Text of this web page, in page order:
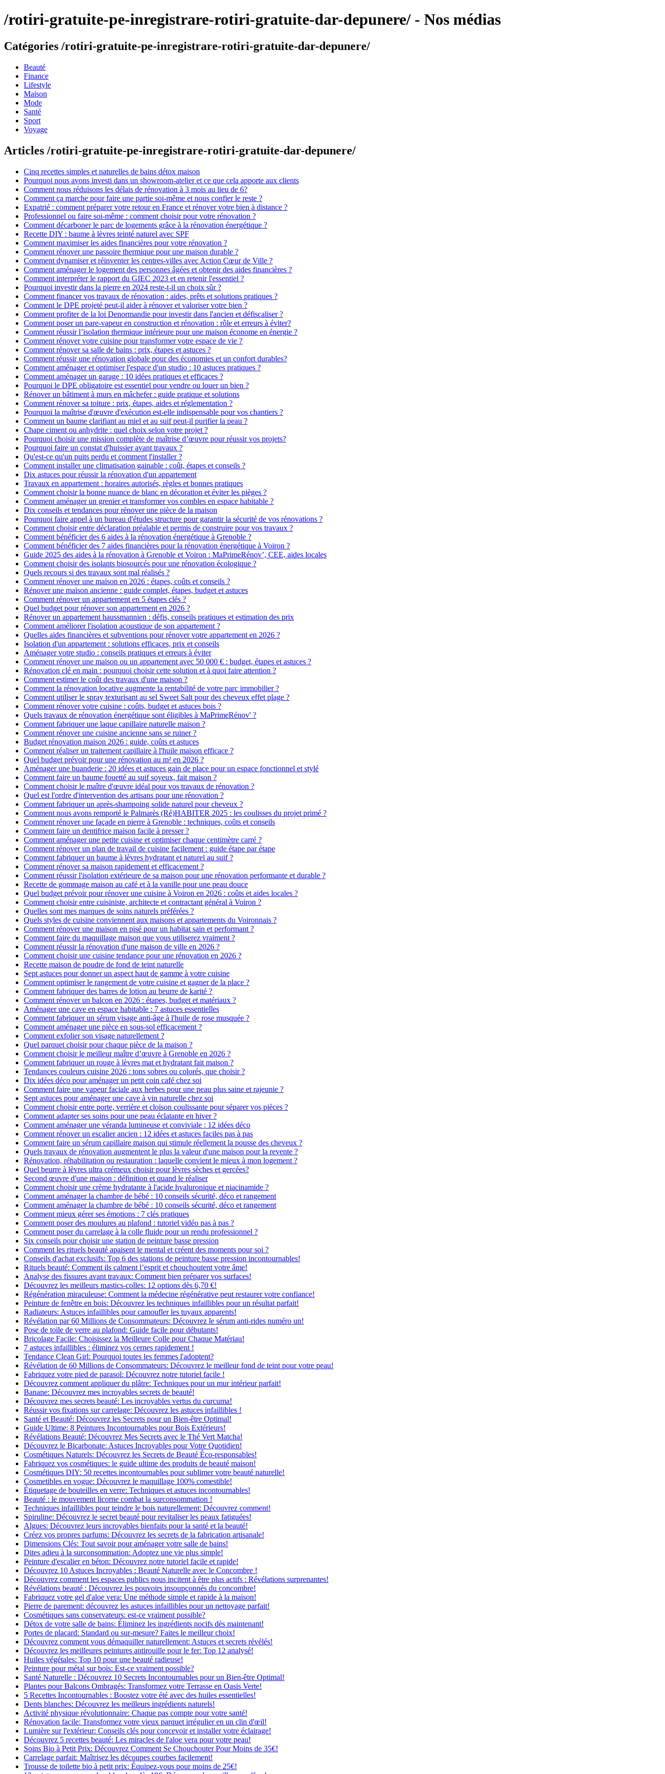
/rotiri-gratuite-pe-inregistrare-rotiri-gratuite-dar-depunere/ - Nos médias
Catégories /rotiri-gratuite-pe-inregistrare-rotiri-gratuite-dar-depunere/
Beauté
Finance
Lifestyle
Maison
Mode
Santé
Sport
Voyage
Articles /rotiri-gratuite-pe-inregistrare-rotiri-gratuite-dar-depunere/
Cinq recettes simples et naturelles de bains détox maison
Pourquoi nous avons investi dans un showroom-atelier et ce que cela apporte aux clients
Comment nous réduisons les délais de rénovation à 3 mois au lieu de 6?
Comment ça marche pour faire une partie soi-même et nous confier le reste ?
Expatrié : comment préparer votre retour en France et rénover votre bien à distance ?
Professionnel ou faire soi-même : comment choisir pour votre rénovation ?
Comment décarboner le parc de logements grâce à la rénovation énergétique ?
Recette DIY : baume à lèvres teinté naturel avec SPF
Comment maximiser les aides financières pour votre rénovation ?
Comment rénover une passoire thermique pour une maison durable ?
Comment dynamiser et réinventer les centres-villes avec Action Cœur de Ville ?
Comment aménager le logement des personnes âgées et obtenir des aides financières ?
Comment interpréter le rapport du GIEC 2023 et en retenir l'essentiel ?
Pourquoi investir dans la pierre en 2024 reste-t-il un choix sûr ?
Comment financer vos travaux de rénovation : aides, prêts et solutions pratiques ?
Comment le DPE projeté peut-il aider à rénover et valoriser votre bien ?
Comment profiter de la loi Denormandie pour investir dans l'ancien et défiscaliser ?
Comment poser un pare-vapeur en construction et rénovation : rôle et erreurs à éviter?
Comment réussir l’isolation thermique intérieure pour une maison économe en énergie ?
Comment rénover votre cuisine pour transformer votre espace de vie ?
Comment rénover sa salle de bains : prix, étapes et astuces ?
Comment réussir une rénovation globale pour des économies et un confort durables?
Comment aménager et optimiser l'espace d'un studio : 10 astuces pratiques ?
Comment aménager un garage : 10 idées pratiques et efficaces ?
Pourquoi le DPE obligatoire est essentiel pour vendre ou louer un bien ?
Rénover un bâtiment à murs en mâchefer : guide pratique et solutions
Comment rénover sa toiture : prix, étapes, aides et réglementation ?
Pourquoi la maîtrise d'œuvre d'exécution est-elle indispensable pour vos chantiers ?
Comment un baume clarifiant au miel et au suif peut-il purifier la peau ?
Chape ciment ou anhydrite : quel choix selon votre projet ?
Pourquoi choisir une mission complète de maîtrise d’œuvre pour réussir vos projets?
Pourquoi faire un constat d'huissier avant travaux ?
Qu'est-ce qu'un puits perdu et comment l'installer ?
Comment installer une climatisation gainable : coût, étapes et conseils ?
Dix astuces pour réussir la rénovation d'un appartement
Travaux en appartement : horaires autorisés, règles et bonnes pratiques
Comment choisir la bonne nuance de blanc en décoration et éviter les pièges ?
Comment aménager un grenier et transformer vos combles en espace habitable ?
Dix conseils et tendances pour rénover une pièce de la maison
Pourquoi faire appel à un bureau d'études structure pour garantir la sécurité de vos rénovations ?
Comment choisir entre déclaration préalable et permis de construire pour vos travaux ?
Comment bénéficier des 6 aides à la rénovation énergétique à Grenoble ?
Comment bénéficier des 7 aides financières pour la rénovation énergétique à Voiron ?
Guide 2025 des aides à la rénovation à Grenoble et Voiron : MaPrimeRénov’, CEE, aides locales
Comment choisir des isolants biosourcés pour une rénovation écologique ?
Quels recours si des travaux sont mal réalisés ?
Comment rénover une maison en 2026 : étapes, coûts et conseils ?
Rénover une maison ancienne : guide complet, étapes, budget et astuces
Comment rénover un appartement en 5 étapes clés ?
Quel budget pour rénover son appartement en 2026 ?
Rénover un appartement haussmannien : défis, conseils pratiques et estimation des prix
Comment améliorer l'isolation acoustique de son appartement ?
Quelles aides financières et subventions pour rénover votre appartement en 2026 ?
Isolation d'un appartement : solutions efficaces, prix et conseils
Aménager votre studio : conseils pratiques et erreurs à éviter
Comment rénover une maison ou un appartement avec 50 000 € : budget, étapes et astuces ?
Rénovation clé en main : pourquoi choisir cette solution et à quoi faire attention ?
Comment estimer le coût des travaux d'une maison ?
Comment la rénovation locative augmente la rentabilité de votre parc immobilier ?
Comment utiliser le spray texturisant au sel Sweet Salt pour des cheveux effet plage ?
Comment rénover votre cuisine : coûts, budget et astuces bois ?
Quels travaux de rénovation énergétique sont éligibles à MaPrimeRénov' ?
Comment fabriquer une laque capillaire naturelle maison ?
Comment rénover une cuisine ancienne sans se ruiner ?
Budget rénovation maison 2026 : guide, coûts et astuces
Comment réaliser un traitement capillaire à l'huile maison efficace ?
Quel budget prévoir pour une rénovation au m² en 2026 ?
Aménager une buanderie : 20 idées et astuces gain de place pour un espace fonctionnel et stylé
Comment faire un baume fouetté au suif soyeux, fait maison ?
Comment choisir le maître d'œuvre idéal pour vos travaux de rénovation ?
Quel est l'ordre d'intervention des artisans pour une rénovation ?
Comment fabriquer un après-shampoing solide naturel pour cheveux ?
Comment nous avons remporté le Palmarès (Ré)HABITER 2025 : les coulisses du projet primé ?
Comment rénover une façade en pierre à Grenoble : techniques, coûts et conseils
Comment faire un dentifrice maison facile à presser ?
Comment aménager une petite cuisine et optimiser chaque centimètre carré ?
Comment rénover un plan de travail de cuisine facilement : guide étape par étape
Comment fabriquer un baume à lèvres hydratant et naturel au suif ?
Comment rénover sa maison rapidement et efficacement ?
Comment réussir l'isolation extérieure de sa maison pour une rénovation performante et durable ?
Recette de gommage maison au café et à la vanille pour une peau douce
Quel budget prévoir pour rénover une cuisine à Voiron en 2026 : coûts et aides locales ?
Comment choisir entre cuisiniste, architecte et contractant général à Voiron ?
Quelles sont mes marques de soins naturels préférées ?
Quels styles de cuisine conviennent aux maisons et appartements du Voironnais ?
Comment rénover une maison en pisé pour un habitat sain et performant ?
Comment faire du maquillage maison que vous utiliserez vraiment ?
Comment réussir la rénovation d'une maison de ville en 2026 ?
Comment choisir une cuisine tendance pour une rénovation en 2026 ?
Recette maison de poudre de fond de teint naturelle
Sept astuces pour donner un aspect haut de gamme à votre cuisine
Comment optimiser le rangement de votre cuisine et gagner de la place ?
Comment fabriquer des barres de lotion au beurre de karité ?
Comment rénover un balcon en 2026 : étapes, budget et matériaux ?
Aménager une cave en espace habitable : 7 astuces essentielles
Comment fabriquer un sérum visage anti-âge à l'huile de rose musquée ?
Comment aménager une pièce en sous-sol efficacement ?
Comment exfolier son visage naturellement ?
Quel parquet choisir pour chaque pièce de la maison ?
Comment choisir le meilleur maître d’œuvre à Grenoble en 2026 ?
Comment fabriquer un rouge à lèvres mat et hydratant fait maison ?
Tendances couleurs cuisine 2026 : tons sobres ou colorés, que choisir ?
Dix idées déco pour aménager un petit coin café chez soi
Comment faire une vapeur faciale aux herbes pour une peau plus saine et rajeunie ?
Sept astuces pour aménager une cave à vin naturelle chez soi
Comment choisir entre porte, verrière et cloison coulissante pour séparer vos pièces ?
Comment adapter ses soins pour une peau éclatante en hiver ?
Comment aménager une véranda lumineuse et conviviale : 12 idées déco
Comment rénover un escalier ancien : 12 idées et astuces faciles pas à pas
Comment faire un sérum capillaire maison qui stimule réellement la pousse des cheveux ?
Quels travaux de rénovation augmentent le plus la valeur d'une maison pour la revente ?
Rénovation, réhabilitation ou restauration : laquelle convient le mieux à mon logement ?
Quel beurre à lèvres ultra crémeux choisir pour lèvres sèches et gercées?
Second œuvre d'une maison : définition et quand le réaliser
Comment choisir une crème hydratante à l'acide hyaluronique et niacinamide ?
Comment aménager la chambre de bébé : 10 conseils sécurité, déco et rangement
Comment aménager la chambre de bébé : 10 conseils sécurité, déco et rangement
Comment mieux gérer ses émotions : 7 clés pratiques
Comment poser des moulures au plafond : tutoriel vidéo pas à pas ?
Comment poser du carrelage à la colle fluide pour un rendu professionnel ?
Six conseils pour choisir une station de peinture basse pression
Comment les rituels beauté apaisent le mental et créent des moments pour soi ?
Conseils d'achat exclusifs: Top 6 des stations de peinture basse pression incontournables!
Rituels beauté: Comment ils calment l’esprit et chouchoutent votre âme!
Analyse des fissures avant travaux: Comment bien préparer vos surfaces!
Découvrez les meilleurs mastics-colles: 12 options dès 6,70 €!
Régénération miraculeuse: Comment la médecine régénérative peut restaurer votre confiance!
Peinture de fenêtre en bois: Découvrez les techniques infaillibles pour un résultat parfait!
Radiateurs: Astuces infaillibles pour camoufler les tuyaux apparents!
Révélation par 60 Millions de Consommateurs: Découvrez le sérum anti-rides numéro un!
Pose de toile de verre au plafond: Guide facile pour débutants!
Bricolage Facile: Choisissez la Meilleure Colle pour Chaque Matériau!
7 astuces infaillibles : éliminez vos cernes rapidement !
Tendance Clean Girl: Pourquoi toutes les femmes l'adoptent?
Révélation de 60 Millions de Consommateurs: Découvrez le meilleur fond de teint pour votre peau!
Fabriquez votre pied de parasol: Découvrez notre tutoriel facile !
Découvrez comment appliquer du plâtre: Techniques pour un mur intérieur parfait!
Banane: Découvrez mes incroyables secrets de beauté!
Découvrez mes secrets beauté: Les incroyables vertus du curcuma!
Réussir vos fixations sur carrelage: Découvrez les astuces infaillibles !
Santé et Beauté: Découvrez les Secrets pour un Bien-être Optimal!
Guide Ultime: 8 Peintures Incontournables pour Bois Extérieurs!
Révélations Beauté: Découvrez Mes Secrets avec le Thé Vert Matcha!
Découvrez le Bicarbonate: Astuces Incroyables pour Votre Quotidien!
Cosmétiques Naturels: Découvrez les Secrets de Beauté Éco-responsables!
Fabriquez vos cosmétiques: le guide ultime des produits de beauté maison!
Cosmétiques DIY: 50 recettes incontournables pour sublimer votre beauté naturelle!
Cosmetibles en vogue: Découvrez le maquillage 100% comestible!
Étiquetage de bouteilles en verre: Techniques et astuces incontournables!
Beauté : le mouvement licorne combat la surconsommation !
Techniques infaillibles pour teindre le bois naturellement: Découvrez comment!
Spiruline: Découvrez le secret beauté pour revitaliser les peaux fatiguées!
Algues: Découvrez leurs incroyables bienfaits pour la santé et la beauté!
Créez vos propres parfums: Découvrez les secrets de la fabrication artisanale!
Dimensions Clés: Tout savoir pour aménager votre salle de bains!
Dites adieu à la surconsommation: Adoptez une vie plus simple!
Peinture d'escalier en béton: Découvrez notre tutoriel facile et rapide!
Découvrez 10 Astuces Incroyables : Beauté Naturelle avec le Concombre !
Découvrez comment les espaces publics nous incitent à être plus actifs : Révélations surprenantes!
Révélations beauté : Découvrez les pouvoirs insoupçonnés du concombre!
Fabriquez votre gel d'aloe vera: Une méthode simple et rapide à la maison!
Pierre de parement: découvrez les astuces infaillibles pour un nettoyage parfait!
Cosmétiques sans conservateurs: est-ce vraiment possible?
Détox de votre salle de bains: Éliminez les ingrédients nocifs dès maintenant!
Portes de placard: Standard ou sur-mesure? Faites le meilleur choix!
Découvrez comment vous démaquiller naturellement: Astuces et secrets révélés!
Découvrez les meilleures peintures antirouille pour le fer: Top 12 analysé!
Huiles végétales: Top 10 pour une beauté radieuse!
Peinture pour métal sur bois: Est-ce vraiment possible?
Santé Naturelle : Découvrez 10 Secrets Incontournables pour un Bien-être Optimal!
Plantes pour Balcons Ombragés: Transformez votre Terrasse en Oasis Verte!
5 Recettes Incontournables : Boostez votre été avec des huiles essentielles!
Dents blanches: Découvrez les meilleurs ingrédients naturels!
Activité physique révolutionnaire: Chaque pas compte pour votre santé!
Rénovation facile: Transformez votre vieux parquet irrégulier en un clin d'œil!
Lumière sur l'extérieur: Conseils clés pour concevoir et installer votre éclairage!
Découvrez 5 recettes beauté: Les miracles de l'aloe vera pour votre peau!
Soins Bio à Petit Prix: Découvrez Comment Se Chouchouter Pour Moins de 35€!
Carrelage parfait: Maîtrisez les découpes courbes facilement!
Trousse de toilette bio à petit prix: Équipez-vous pour moins de 25€!